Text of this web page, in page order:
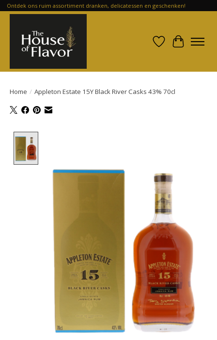
Ontdek ons ruim assortiment dranken, delicatessen en geschenken!
Verlanglijst
Home / Appleton Estate 15Y Black River Casks 43% 70cl